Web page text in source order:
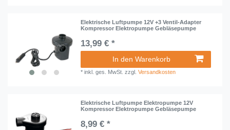
Elektrische Luftpumpe 12V +3 Ventil-Adapter
Kompressor Elektropumpe Gebläsepumpe
13,99 € *
In den Warenkorb
*inkl. ges. MwSt. zzgl.Versandkosten
Elektrische Luftpumpe Elektropumpe 12V
Kompressor Elektropumpe Gebläsepumpe
8,99 € *